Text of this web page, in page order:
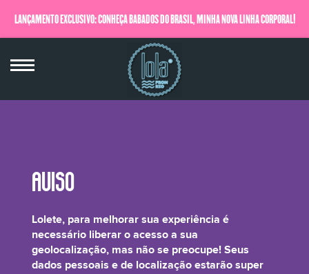
LANÇAMENTO EXCLUSIVO: CONHEÇA BABADOS DO BRASIL, MINHA NOVA LINHA CORPORAL!
QUERO SABER MAIS
Malpighia Glabra (Acerola) Fruit Extract
Lolete, para melhorar sua experiência é
necessário liberar o acesso a sua
geolocalização, mas não se preocupe! Seus
dados pessoais e de localização estarão super